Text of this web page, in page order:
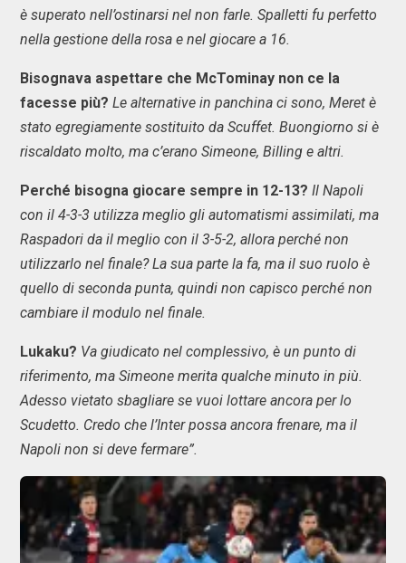
è superato nell’ostinarsi nel non farle. Spalletti fu perfetto
nella gestione della rosa e nel giocare a 16.
Bisognava aspettare che McTominay non ce la
facesse più? Le alternative in panchina ci sono, Meret è
stato egregiamente sostituito da Scuffet. Buongiorno si è
riscaldato molto, ma c’erano Simeone, Billing e altri.
Perché bisogna giocare sempre in 12-13? Il Napoli
con il 4-3-3 utilizza meglio gli automatismi assimilati, ma
Raspadori da il meglio con il 3-5-2, allora perché non
utilizzarlo nel finale? La sua parte la fa, ma il suo ruolo è
quello di seconda punta, quindi non capisco perché non
cambiare il modulo nel finale.
Lukaku? Va giudicato nel complessivo, è un punto di
riferimento, ma Simeone merita qualche minuto in più.
Adesso vietato sbagliare se vuoi lottare ancora per lo
Scudetto. Credo che l’Inter possa ancora frenare, ma il
Napoli non si deve fermare”.